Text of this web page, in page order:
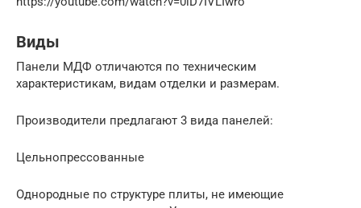
Виды
Панели МДФ отличаются по техническим
характеристикам, видам отделки и размерам.
Производители предлагают 3 вида панелей:
Цельнопрессованные
Однородные по структуре плиты, не имеющие